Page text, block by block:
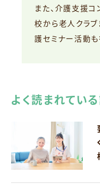
また、介護支援コ
校から老人クラ
護セミナー活動も
よく読まれてい